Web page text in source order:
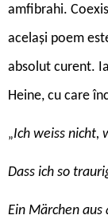
amfibrahi.
același poem
absolut curent.
Heine, cu care
„Ich weiss nicht,
Dass ich so
Ein Märchen aus